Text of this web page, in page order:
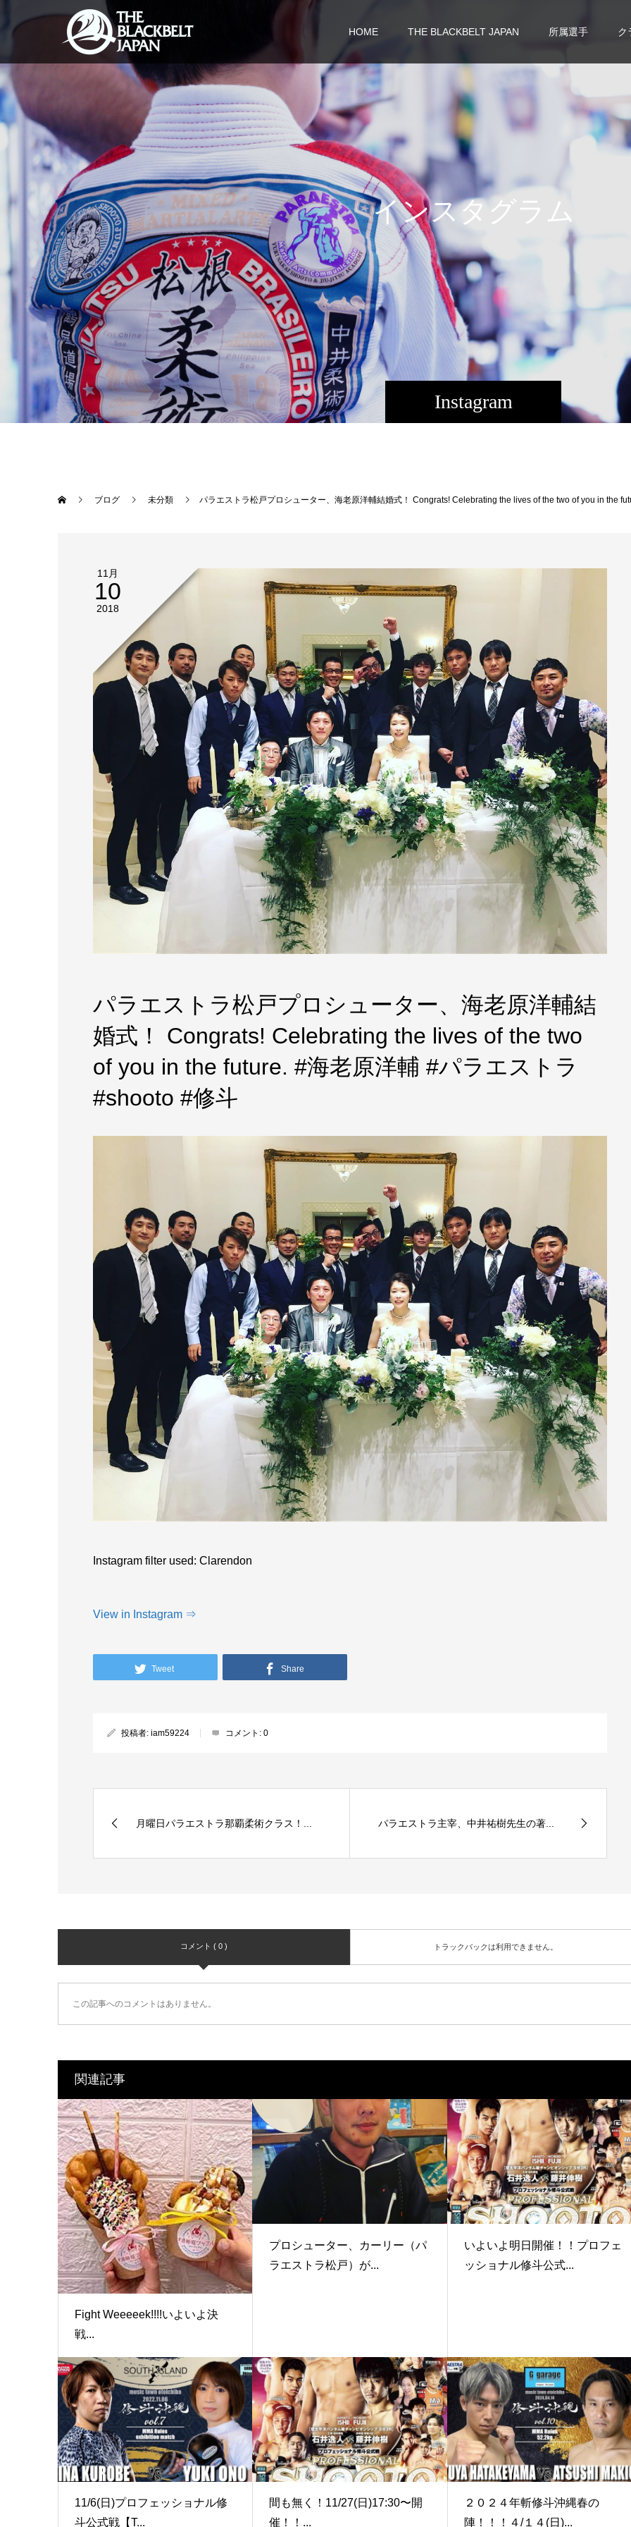
HOME THE BLACKBELT JAPAN 所属選手 ク
Instagram
インスタグラ ム
ブログ 未分類 パラエストラ松戸プロシューター、海老原洋輔結婚式！ Congrats! Celebrating the lives of the two of you in the
11月
10
2018
パラエストラ松戸プロシューター、海老原洋輔結
婚式！ Congrats! Celebrating the lives of the two
of you in the future. #海老原洋輔 #パラエストラ
#shooto #修斗
Instagram filter used: Clarendon
View in Instagram ⇒
Tweet Share
投稿者: iam59224 コメント: 0
月曜日パラエストラ那覇柔術クラス！... パラエストラ主宰、中井祐樹先生の著...
コメント ( 0 ) トラックバックは利用できません。
この記事へのコメントはありません。
関連記事
Fight Weeeeek!!!!いよいよ決
戦...
プロシューター、カーリー（パ
ラエストラ松戸）が...
いよいよ明日開催！！プロフェ
ッショナル修斗公式...
11/6(日)プロフェッショナル修
斗公式戦【T...
間も無く！11/27(日)17:30〜開
催！！...
２０２４年斬修斗沖縄春の
陣！！！４/１４(日)...